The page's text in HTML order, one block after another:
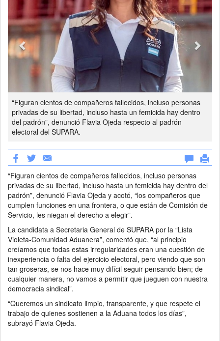
“Figuran cientos de compañeros fallecidos, incluso personas
privadas de su libertad, incluso hasta un femicida hay dentro
del padrón”, denunció Flavia Ojeda respecto al padrón
electoral del SUPARA.
“Figuran cientos de compañeros fallecidos, incluso personas
privadas de su libertad, incluso hasta un femicida hay dentro del
padrón”, denunció Flavia Ojeda y acotó, “los compañeros que
cumplen funciones en una frontera, o que están de Comisión de
Servicio, les niegan el derecho a elegir”.
La candidata a Secretaria General de SUPARA por la “Lista
Violeta-Comunidad Aduanera”, comentó que, “al principio
creíamos que todas estas irregularidades eran una cuestión de
inexperiencia o falta del ejercicio electoral, pero viendo que son
tan groseras, se nos hace muy difícil seguir pensando bien; de
cualquier manera, no vamos a permitir que jueguen con nuestra
democracia sindical”.
“Queremos un sindicato limpio, transparente, y que respete el
trabajo de quienes sostienen a la Aduana todos los días”,
subrayó Flavia Ojeda.